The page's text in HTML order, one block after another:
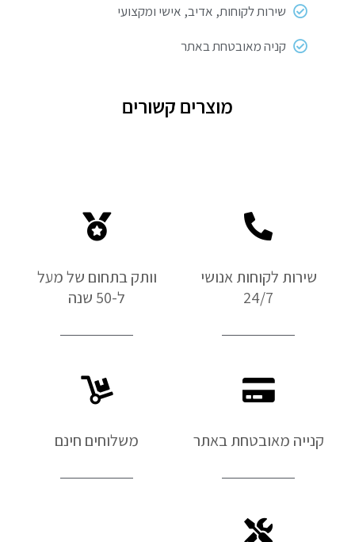
שירות לקוחות, אדיב, אישי ומקצועי
קניה מאובטחת באתר
מוצרים קשורים
שירות לקוחות אנושי
24/7
וותק בתחום של מעל
ל-50 שנה
קנייה מאובטחת באתר משלוחים חינם